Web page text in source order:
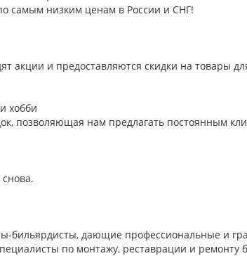
самым низким ценам в России и СНГ!
акции и предоставляются скидки на товары
хобби
позволяющая нам предлагать постоянным
бильярдисты, дающие профессиональные и
по монтажу, реставрации и ремонту